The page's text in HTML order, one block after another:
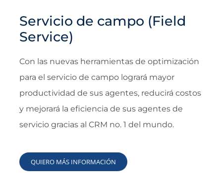
Servicio de campo (Field
Service)
Con las nuevas herramientas de optimización
para el servicio de campo logrará mayor
productividad de sus agentes, reducirá costos
y mejorará la eficiencia de sus agentes de
servicio gracias al CRM no. 1 del mundo.
QUIERO MÁS INFORMACIÓN